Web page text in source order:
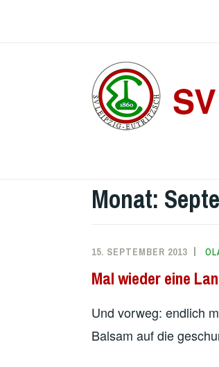
Monat:
15. SEPTEMBER 2013
Mal wieder eine
Und vorweg: endlich
Balsam auf die